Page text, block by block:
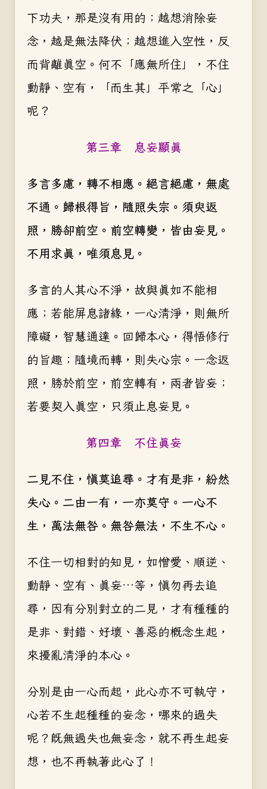
下功夫，那是沒有用的；越想消除妄
念，越是無法降伏；越想進入空性，反
而背離真空。何不「應無所住」，不住
動靜、空有，「而生其」平常之「心」
呢？
第三章 息妄顯真
多言多慮，轉不相應。絕言絕慮，無處
不通。歸根得旨，隨照失宗。須臾返
照，勝卻前空。前空轉變，皆由妄見。
不用求真，唯須息見。
多言的人其心不淨，故與真如不能相
應；若能屏息諸緣，一心清淨，則無所
障礙，智慧通達。回歸本心，得悟修行
的旨趣；隨境而轉，則失心宗。一念返
照，勝於前空，前空轉有，兩者皆妄；
若要契入真空，只須止息妄見。
第四章 不住真妄
二見不住，慎莫追尋。才有是非，紛然
失心。二由一有，一亦莫守。一心不
生，萬法無咎。無咎無法，不生不心。
不住一切相對的知見，如憎愛、順逆、
動靜、空有、真妄…等，慎勿再去追
尋，因有分別對立的二見，才有種種的
是非、對錯、好壞、善惡的概念生起，
來擾亂清淨的本心。
分別是由一心而起，此心亦不可執守，
心若不生起種種的妄念，哪來的過失
呢？既無過失也無妄念，就不再生起妄
想，也不再執著此心了！